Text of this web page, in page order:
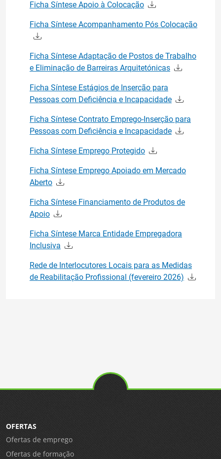
Ficha Síntese Apoio à Colocação
Ficha Síntese Acompanhamento Pós Colocação
Ficha Síntese Adaptação de Postos de Trabalho
e Eliminação de Barreiras Arquitetónicas
Ficha Síntese Estágios de Inserção para
Pessoas com Deficiência e Incapacidade
Ficha Síntese Contrato Emprego-Inserção para
Pessoas com Deficiência e Incapacidade
Ficha Síntese Emprego Protegido
Ficha Síntese Emprego Apoiado em Mercado
Aberto
Ficha Síntese Financiamento de Produtos de
Apoio
Ficha Síntese Marca Entidade Empregadora
Inclusiva
Rede de Interlocutores Locais para as Medidas
de Reabilitação Profissional (fevereiro 2026)
OFERTAS
Ofertas de emprego
Ofertas de formação